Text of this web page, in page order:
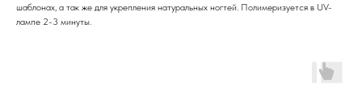
шаблонах, а так же для укрепления натуральных ногтей. Полимеризуется в UV-
лампе 2-3 минуты.